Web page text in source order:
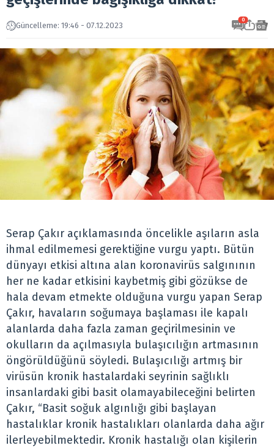
Güncelleme: 19:46 - 07.12.2023
0
Serap Çakır açıklamasında öncelikle aşıların asla
ihmal edilmemesi gerektiğine vurgu yaptı. Bütün
dünyayı etkisi altına alan koronavirüs salgınının
her ne kadar etkisini kaybetmiş gibi gözükse de
hala devam etmekte olduğuna vurgu yapan Serap
Çakır, havaların soğumaya başlaması ile kapalı
alanlarda daha fazla zaman geçirilmesinin ve
okulların da açılmasıyla bulaşıcılığın artmasının
öngörüldüğünü söyledi. Bulaşıcılığı artmış bir
virüsün kronik hastalardaki seyrinin sağlıklı
insanlardaki gibi basit olamayabileceğini belirten
Çakır, “Basit soğuk algınlığı gibi başlayan
hastalıklar kronik hastalıkları olanlarda daha ağır
ilerleyebilmektedir. Kronik hastalığı olan kişilerin